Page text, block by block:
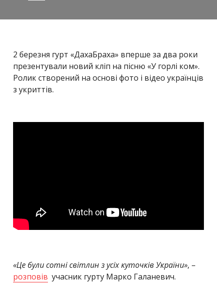
2 березня гурт «ДахаБраха» вперше за два роки
презентували новий кліп на пісню «У горлі ком».
Ролик створений на основі фото і відео українців
з укриттів.
«Це були сотні світлин з усіх куточків України», –
розповів учасник гурту Марко Галаневич.